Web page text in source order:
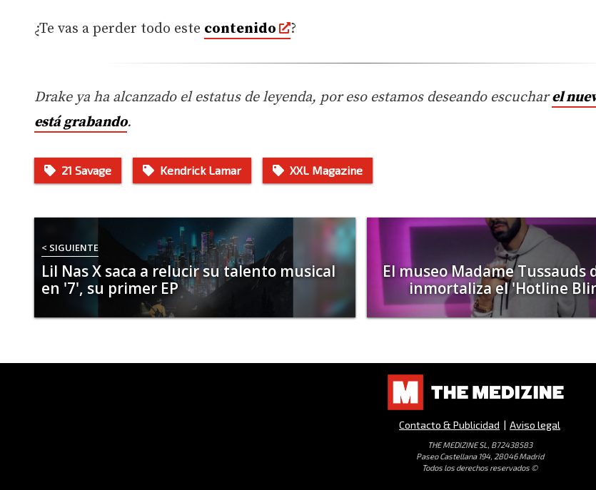
¿Te vas a perder todo este contenido ?
Drake ya ha alcanzado el estatus de leyenda, por eso estamos deseando escucharel
está grabando.
21 Savage Kendrick Lamar XXL Magazine
< SIGUIENTE
Lil Nas X saca a relucir su talento musical
en '7', su primer EP
El museo Madame Tussauds
inmortaliza el 'Hotline
Contacto & Publicidad | Aviso legal
THE MEDIZINE SL, B72438583
Paseo Castellana 194, 28046 Madrid
Todos los derechos reservados ©